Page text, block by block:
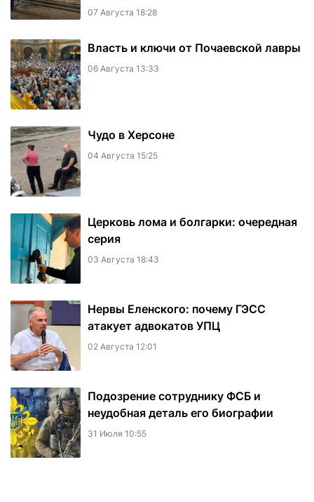
07 Августа 18:28
Власть и ключи от Почаевской лавры
06 Августа 13:33
Чудо в Херсоне
04 Августа 15:25
Церковь лома и болгарки: очередная
серия
03 Августа 18:43
Нервы Еленского: почему ГЭСС
атакует адвокатов УПЦ
02 Августа 12:01
Подозрение сотруднику ФСБ и
неудобная деталь его биографии
31 Июля 10:55